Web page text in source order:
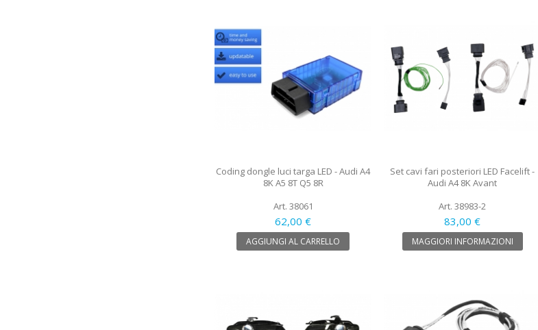
Coding dongle luci targa LED - Audi A4
8K A5 8T Q5 8R
Art. 38061
62,00 €
AGGIUNGI AL CARRELLO
Set cavi fari posteriori LED Facelift -
Audi A4 8K Avant
Art. 38983-2
83,00 €
MAGGIORI INFORMAZIONI